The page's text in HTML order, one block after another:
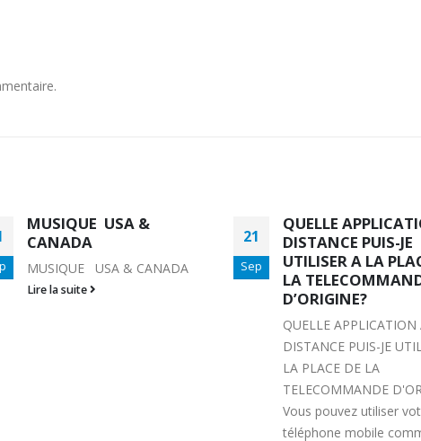
QUELLE APPLICATION A
DISTANCE PUIS-JE
UTILISER A LA PLACE DE
LA TELECOMMANDE
D’ORIGINE?
22
Sep
COMMENT
MODE EPG ET
TIMESHIFT?
COMMENT DEFINIR LE
EPG ET REGLER LE
TIMESHIFT? Si les
connaissent des
EPG de synchronisation
en raison des
Lire la suite